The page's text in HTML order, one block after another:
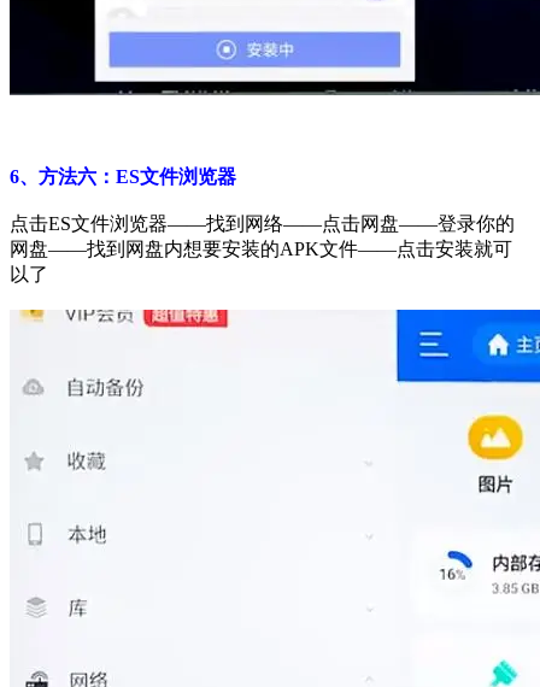
6、方法六：ES文件浏览器
点击ES文件浏览器——找到网络——点击网盘——登录你的
网盘——找到网盘内想要安装的APK文件——点击安装就可
以了